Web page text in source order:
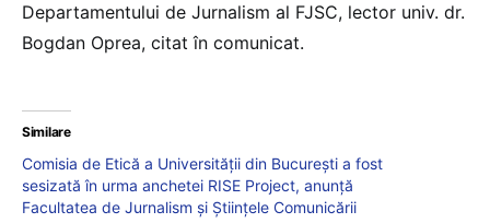
Departamentului de Jurnalism al FJSC, lector univ. dr.
Bogdan Oprea, citat în comunicat.
Similare
Comisia de Etică a Universității din București a fost
sesizată în urma anchetei RISE Project, anunță
Facultatea de Jurnalism și Științele Comunicării